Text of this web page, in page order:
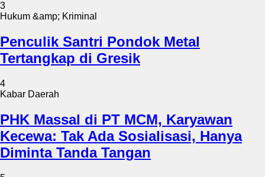
3
Hukum &amp; Kriminal
Penculik Santri Pondok Metal
Tertangkap di Gresik
4
Kabar Daerah
PHK Massal di PT MCM, Karyawan
Kecewa: Tak Ada Sosialisasi, Hanya
Diminta Tanda Tangan